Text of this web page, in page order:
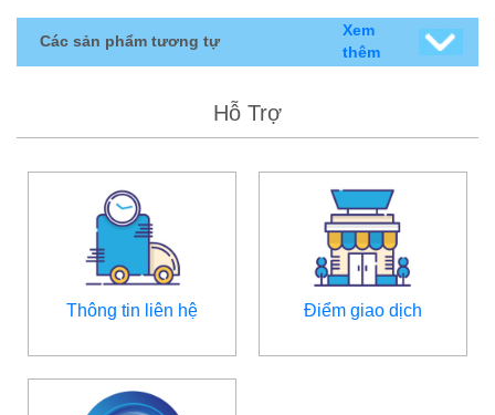
Các sản phẩm tương tự
Xem
thêm
Hỗ Trợ
Thông tin liên hệ Điểm giao dịch